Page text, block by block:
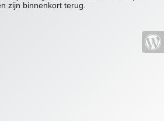
zijn binnenkort terug.